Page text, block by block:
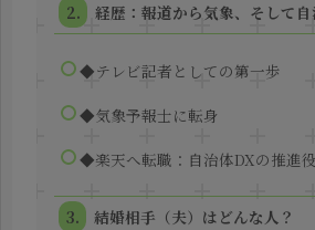
経歴：報道から気象、そして
◆テレビ記者としての第一歩
◆気象予報士に転身
◆楽天へ転職：自治体DXの推進
結婚相手（夫）はどんな人？